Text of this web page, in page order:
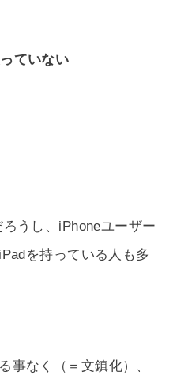
ていない
うし、iPhoneユーザー
を持っている人も多
事なく（＝文鎮化）、